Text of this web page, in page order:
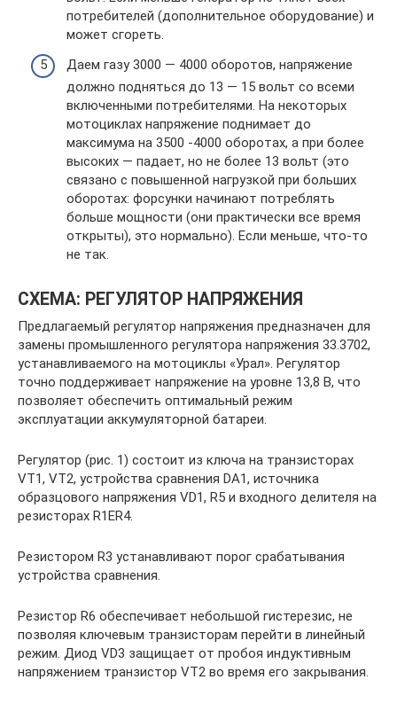
потребителей (дополнительное оборудование) и
может сгореть.
Даем газу 3000 — 4000 оборотов, напряжение
должно подняться до 13 — 15 вольт со всеми
включенными потребителями. На некоторых
мотоциклах напряжение поднимает до
максимума на 3500 -4000 оборотах, а при более
высоких — падает, но не более 13 вольт (это
связано с повышенной нагрузкой при больших
оборотах: форсунки начинают потреблять
больше мощности (они практически все время
открыты), это нормально). Если меньше, что-то
не так.
СХЕМА: РЕГУЛЯТОР НАПРЯЖЕНИЯ
Предлагаемый регулятор напряжения предназначен для
замены промышленного регулятора напряжения 33.3702,
устанавливаемого на мотоциклы «Урал». Регулятор
точно поддерживает напряжение на уровне 13,8 В, что
позволяет обеспечить оптимальный режим
эксплуатации аккумуляторной батареи.
Регулятор (рис. 1) состоит из ключа на транзисторах
VT1, VT2, устройства сравнения DA1, источника
образцового напряжения VD1, R5 и входного делителя на
резисторах R1ЕR4.
Резистором R3 устанавливают порог срабатывания
устройства сравнения.
Резистор R6 обеспечивает небольшой гистерезис, не
позволяя ключевым транзисторам перейти в линейный
режим. Диод VD3 защищает от пробоя индуктивным
напряжением транзистор VT2 во время его закрывания.